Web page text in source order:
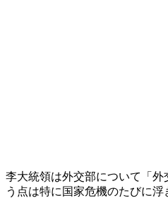
李大統領は外交部について「
う点は特に国家危機のたびに